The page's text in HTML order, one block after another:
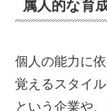
属人的な育
個人の能力に
覚えるスタイ
という企業や